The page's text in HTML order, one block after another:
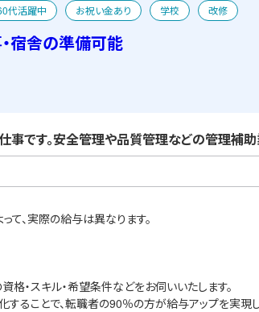
代活躍中 お祝い金あり 学校
改修
宿舎の準備可能
です。安全管理や品質管理などの管理補助
て、実際の給与は異なります。
格・スキル・希望条件などをお伺いいたします。
ることで、転職者の90％の方が給与アップを実現し